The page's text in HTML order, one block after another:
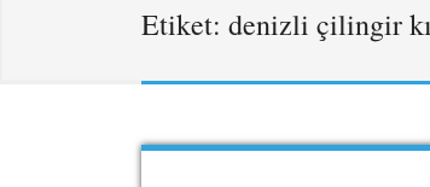
Etiket: denizli çilingir